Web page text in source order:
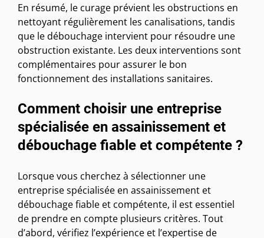
En résumé, le curage prévient les obstructions en
nettoyant régulièrement les canalisations, tandis
que le débouchage intervient pour résoudre une
obstruction existante. Les deux interventions sont
complémentaires pour assurer le bon
fonctionnement des installations sanitaires.
Comment choisir une entreprise
spécialisée en assainissement et
débouchage fiable et compétente ?
Lorsque vous cherchez à sélectionner une
entreprise spécialisée en assainissement et
débouchage fiable et compétente, il est essentiel
de prendre en compte plusieurs critères. Tout
d’abord, vérifiez l’expérience et l’expertise de